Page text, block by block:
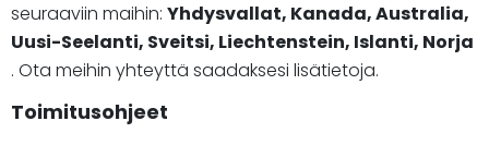
seuraaviin maihin: Yhdysvallat, Kanada, Australia,
Uusi-Seelanti, Sveitsi, Liechtenstein, Islanti, Norja
. Ota meihin yhteyttä saadaksesi lisätietoja.
Toimitusohjeet